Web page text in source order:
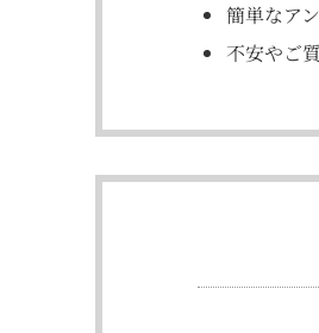
簡単なア
不安やご